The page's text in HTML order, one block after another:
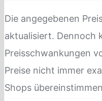
Die angegebenen
aktualisiert. Dennoch
Preisschwankungen
Preise nicht immer
Shops